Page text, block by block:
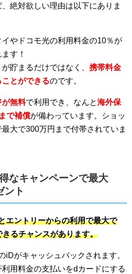
絶対欲しい理由は以下にありま
やドコモ光の利用料金の10％が
す！
貯まるだけではなく、 携帯料金
とができるのです。
が無料で利用でき、なんと海外保
で補償が備わっています。ショッ
大で300万円まで付帯されていま
なキャンペーンで最大
ント
エントリーからの利用で最大で
るチャンスがあります。
iDがキャッシュバックされます。
用料金の支払いをdカードにする